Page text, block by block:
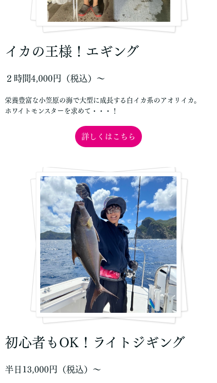
イカの王様！エギング
２時間4,000円（税込）〜
栄養豊富な小笠原の海で大型に成長する白イカ系のアオリイカ。
ホワイトモンスターを求めて・・・！
詳しくはこちら
初心者もOK！ライトジギング
半日13,000円（税込）〜